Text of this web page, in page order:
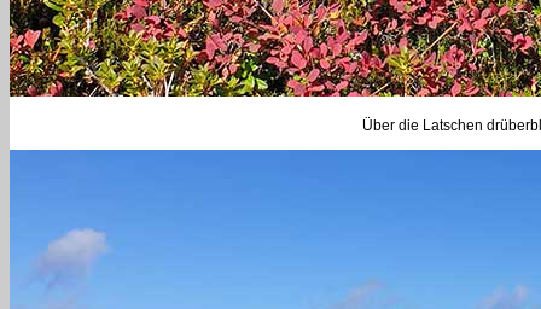
Über die Latschen